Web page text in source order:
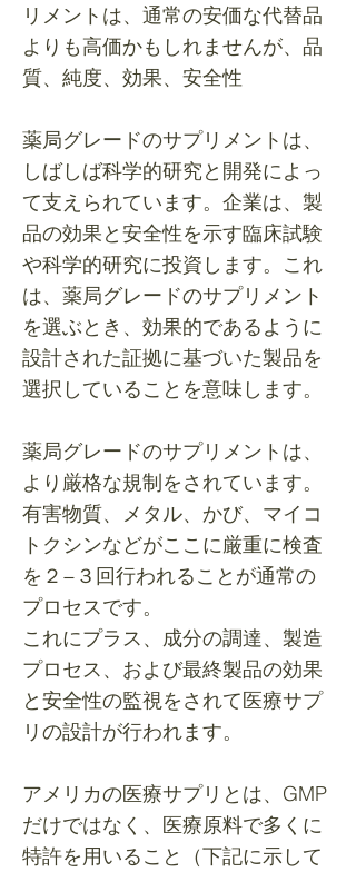
リメントは、通常の安価な代替品
よりも高価かもしれませんが、品
質、純度、効果、安全性
薬局グレードのサプリメントは、
しばしば科学的研究と開発によっ
て支えられています。企業は、製
品の効果と安全性を示す臨床試験
や科学的研究に投資します。これ
は、薬局グレードのサプリメント
を選ぶとき、効果的であるように
設計された証拠に基づいた製品を
選択していることを意味します。
薬局グレードのサプリメントは、
より厳格な規制をされています。
有害物質、メタル、かび、マイコ
トクシンなどがここに厳重に検査
を２−３回行われることが通常の
プロセスです。
これにプラス、成分の調達、製造
プロセス、および最終製品の効果
と安全性の監視をされて医療サプ
リの設計が行われます。
アメリカの医療サプリとは、 GMP
だけではなく、医療原料で多くに
特許を用いること（下記に示して